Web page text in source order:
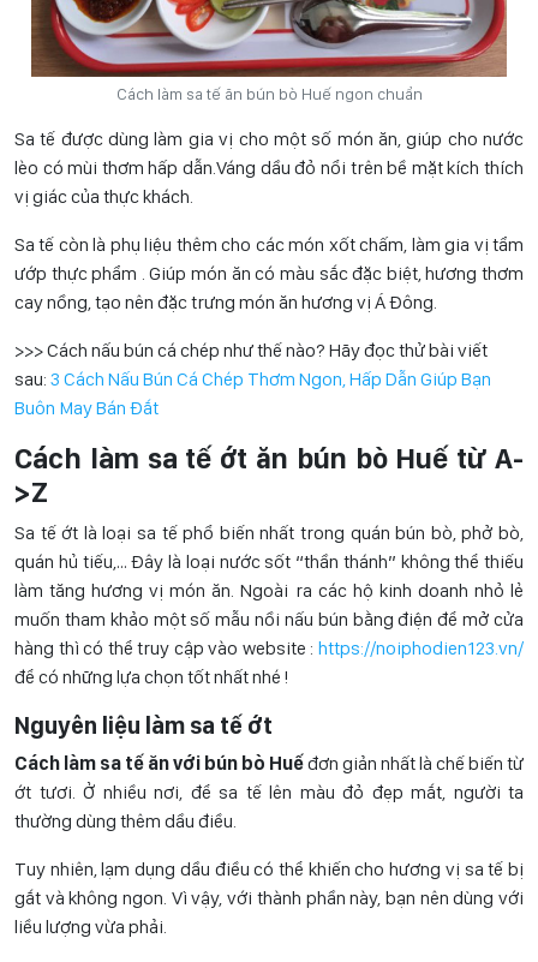
Cách làm sa tế ăn bún bò Huế ngon chuẩn
Sa tế được dùng làm gia vị cho một số món ăn, giúp cho nước
lèo có mùi thơm hấp dẫn.Váng dầu đỏ nổi trên bề mặt kích thích
vị giác của thực khách.
Sa tế còn là phụ liệu thêm cho các món xốt chấm, làm gia vị tẩm
ướp thực phẩm . Giúp món ăn có màu sắc đặc biệt, hương thơm
cay nồng, tạo nên đặc trưng món ăn hương vị Á Đông.
>>> Cách nấu bún cá chép như thế nào? Hãy đọc thử bài viết
sau: 3 Cách Nấu Bún Cá Chép Thơm Ngon, Hấp Dẫn Giúp Bạn
Buôn May Bán Đắt
Cách làm sa tế ớt ăn bún bò Huế từ A-
>Z
Sa tế ớt là loại sa tế phổ biến nhất trong quán bún bò, phở bò,
quán hủ tiếu,… Đây là loại nước sốt “thần thánh” không thể thiếu
làm tăng hương vị món ăn. Ngoài ra các hộ kinh doanh nhỏ lẻ
muốn tham khảo một số mẫu nồi nấu bún bằng điện để mở cửa
hàng thì có thể truy cập vào website : https://noiphodien123.vn/
để có những lựa chọn tốt nhất nhé !
Nguyên liệu làm sa tế ớt
Cách làm sa tế ăn với bún bò Huếđơn giản nhất là chế biến từ
ớt tươi. Ở nhiều nơi, để sa tế lên màu đỏ đẹp mắt, người ta
thường dùng thêm dầu điều.
Tuy nhiên, lạm dụng dầu điều có thể khiến cho hương vị sa tế bị
gắt và không ngon. Vì vậy, với thành phần này, bạn nên dùng với
liều lượng vừa phải.